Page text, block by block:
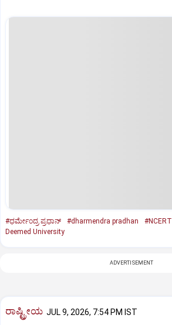
#ಧರ್ಮೇಂದ್ರ ಪ್ರಧಾನ್‌ #dharmendra pradhan #NCERT
Deemed University
ADVERTISEMENT
ರಾಷ್ಟ್ರೀಯ JUL 9, 2026, 7:54 PM IST